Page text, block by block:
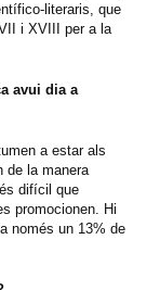
literaris, que
i XVIII per a la
avui dia a
a estar als
de la manera
difícil que
promocionen. Hi
només un 13% de